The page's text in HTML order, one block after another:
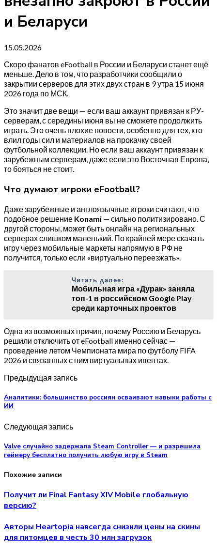
и Беларуси
15.05.2026
Скоро фанатов eFootball в России и Беларуси станет ещё
меньше. Дело в том, что разработчики сообщили о
закрытии серверов для этих двух стран в 9 утра 15 июня
2026 года по МСК.
Это значит две вещи — если ваш аккаунт привязан к РУ-
серверам, с середины июня вы не сможете продолжить
играть. Это очень плохие новости, особенно для тех, кто
влил годы сил и материалов на прокачку своей
футбольной коллекции. Но если ваш аккаунт привязан к
зарубежным серверам, даже если это Восточная Европа,
то бояться не стоит.
Что думают игроки eFootball?
Даже зарубежные и англоязычные игроки считают, что
подобное решение Konami — сильно политизировано. С
другой стороны, может быть онлайн на региональных
серверах слишком маленький. По крайней мере скачать
игру через мобильные маркеты напрямую в РФ не
получится, только если «виртуально переезжать».
Читать далее:
Мобильная игра «Дурак» заняла
топ-1 в российском Google Play
среди карточных проектов
Одна из возможных причин, почему Россию и Беларусь
решили отключить от eFootball именно сейчас —
проведение летом Чемпионата мира по футболу FIFA
2026 и связанных с ним виртуальных ивентах.
Предыдущая запись
Аналитики: большинство россиян осваивают навыки работы с
ИИ
Следующая запись
Valve случайно задержала Steam Controller — и разрешила
геймеру бесплатно получить любую игру в Steam
Похожие записи
Получит ли Final Fantasy XIV Mobile глобальную
версию?
Авторы Heartopia навсегда снизили цены на скины
для питомцев в честь 30 млн загрузок